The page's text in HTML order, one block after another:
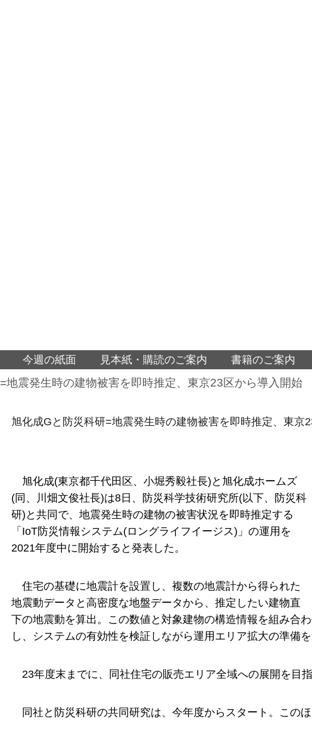
今週の紙面 見本紙・購読のご案内 書籍のご案内
地震発生時の建物被害を即時推定、東京23区から導入開始
旭化成Gと防災科研=地震発生時の建物被害を即時推定、東京
旭化成(東京都千代田区、小堀秀毅社長)と旭化成ホームズ
(同、川畑文俊社長)は8日、防災科学技術研究所(以下、防災科
研)と共同で、地震発生時の建物の被害状況を即時推定する
「IoT防災情報システム(ロングライフイージス)」の運用を
2021年度中に開始すると発表した。
住宅の基礎に地震計を設置し、複数の地震計から得られた
地震動データと高密度な地盤データから、推定したい建物直
下の地震動を算出。この数値と対象建物の構造情報を組み合
し、システムの有効性を検証しながら運用エリア拡大の準備を
23年度末までに、同社住宅の販売エリア全域への展開を目指
同社と防災科研の共同研究は、今年度からスタート。この